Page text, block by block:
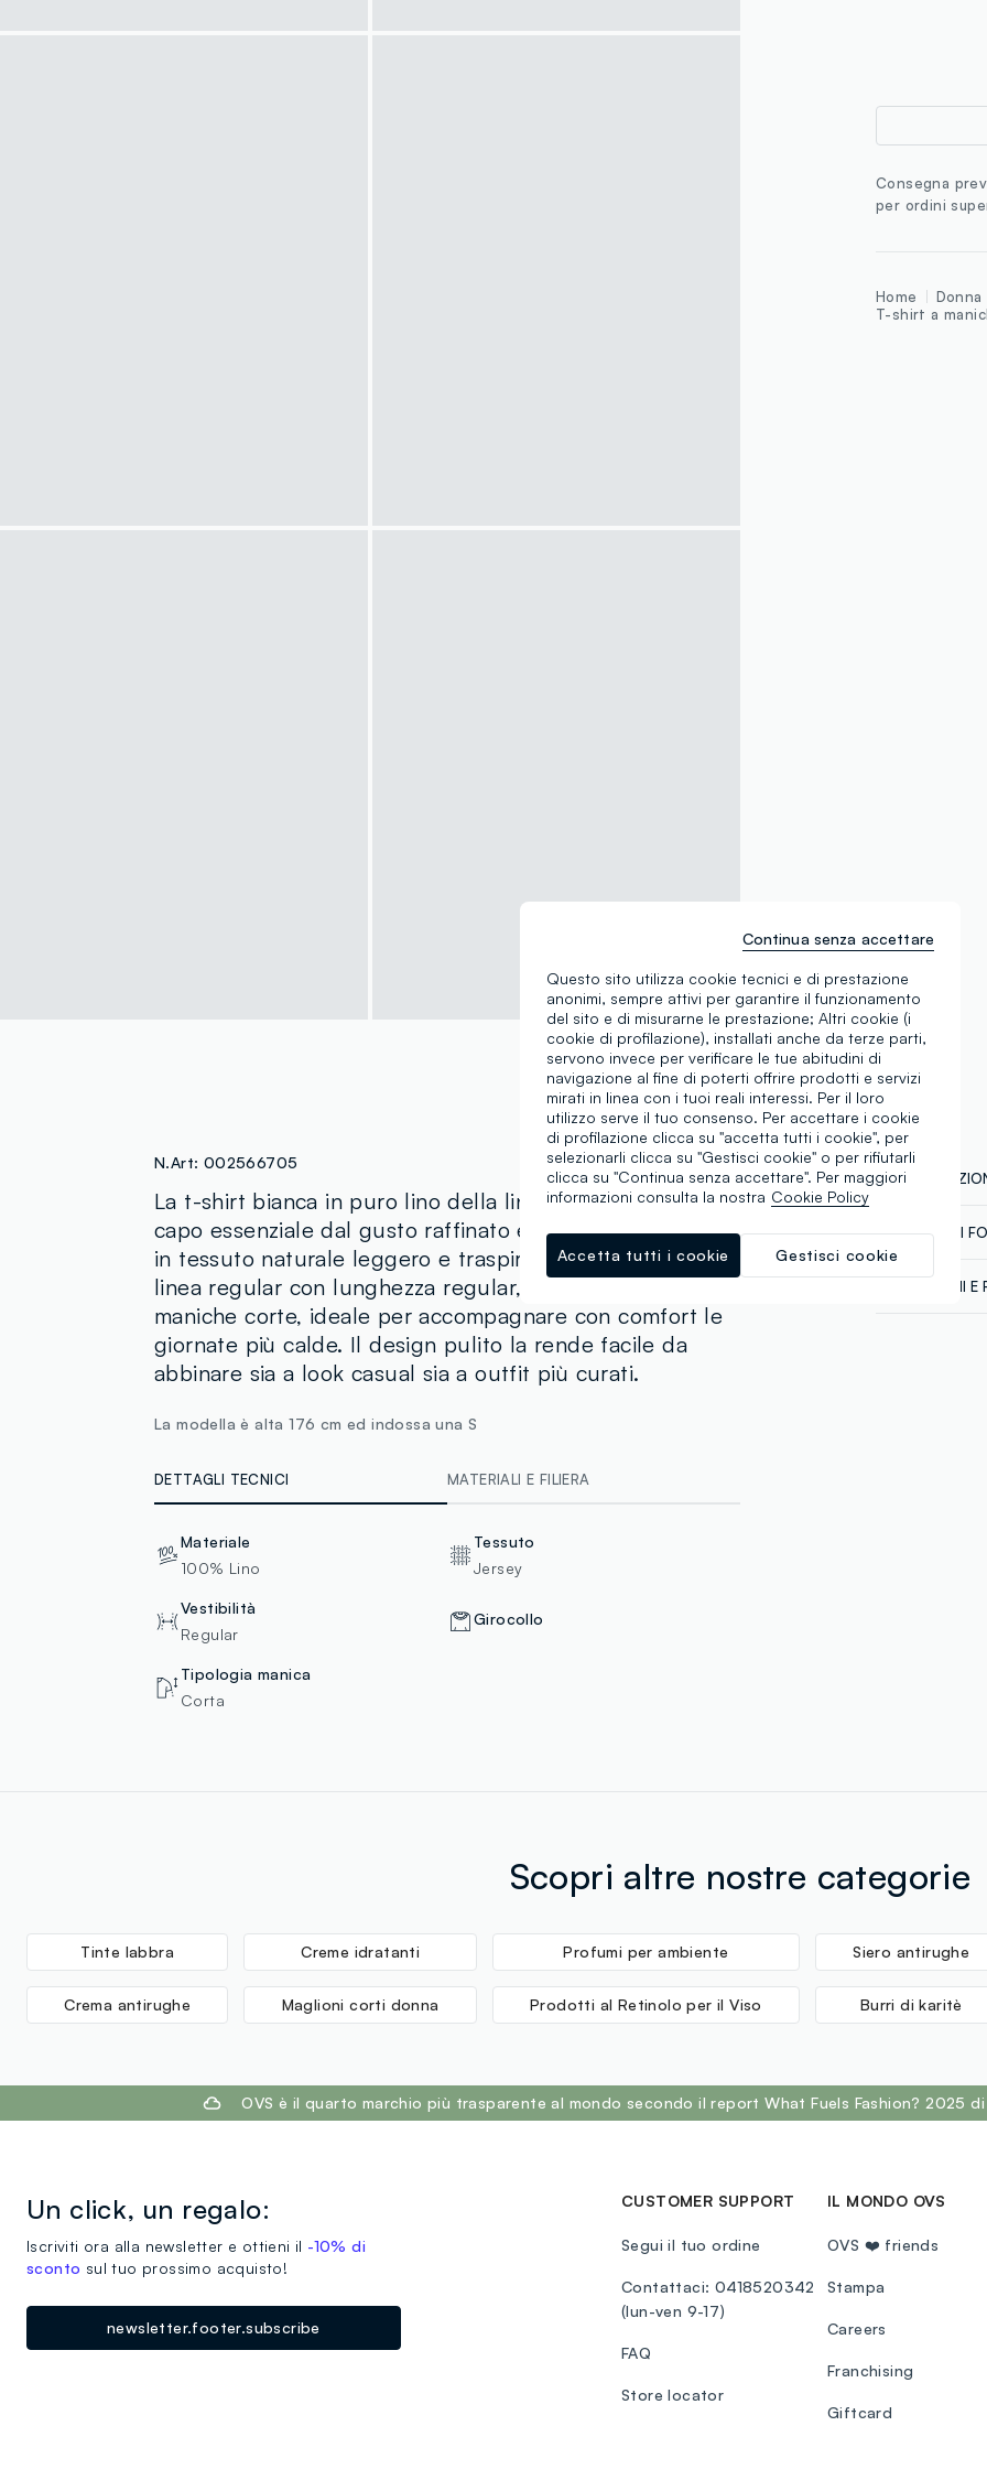
Consegna
per ordini
Home Donna
T-shirt a
N.Art: 002566705
La t-shirt bianca in puro lino della linea PIOMBO è un
capo essenziale dal gusto raffinato e versatile. Realizzata
in tessuto naturale leggero e traspirante, presenta una
linea regular con lunghezza regular, scollo rotondo e
maniche corte, ideale per accompagnare con comfort le
giornate più calde. Il design pulito la rende facile da
abbinare sia a look casual sia a outfit più curati.
La modella è alta 176 cm ed indossa una S
DETTAGLI TECNICI MATERIALI E FILIERA
Materiale
100% Lino
Tessuto
Jersey
Vestibilità
Regular
Girocollo
Tipologia manica
Corta
CATENA DI
HIGH HOPE
SPEDIZIONI E
Scopri altre nostre categorie
Tinte labbra Creme idratanti Profumi per ambiente Siero antirughe
Crema antirughe Maglioni corti donna Prodotti al Retinolo per il Viso Burri di karitè
OVS è il quarto marchio più trasparente al mondo secondo il report What Fuels Fashion? 2025 di
Un click, un regalo:
Iscriviti ora alla newsletter e ottieni il -10% di
sconto sul tuo prossimo acquisto!
newsletter.footer.subscribe
CUSTOMER SUPPORT
Segui il tuo ordine
Contattaci: 0418520342
(lun-ven 9-17)
FAQ
Store locator
IL MONDO OVS
OVS ❤️ friends
Stampa
Careers
Franchising
Giftcard
Questo sito utilizza cookie tecnici e di prestazione
anonimi, sempre attivi per garantire il funzionamento
del sito e di misurarne le prestazione; Altri cookie (i
cookie di profilazione), installati anche da terze parti,
servono invece per verificare le tue abitudini di
navigazione al fine di poterti offrire prodotti e servizi
mirati in linea con i tuoi reali interessi. Per il loro
utilizzo serve il tuo consenso. Per accettare i cookie
di profilazione clicca su "accetta tutti i cookie", per
selezionarli clicca su "Gestisci cookie" o per rifiutarli
clicca su "Continua senza accettare". Per maggiori
informazioni consulta la nostra Cookie Policy
Gestisci cookie
Accetta tutti i cookie
Continua senza accettare